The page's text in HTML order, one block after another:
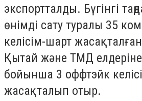
экспортталды. Бүгінгі
өнімді сату туралы 35
келісім-шарт
Қытай және ТМД елдеріне
бойынша 3 оффтэйк
жасақталып отыр.